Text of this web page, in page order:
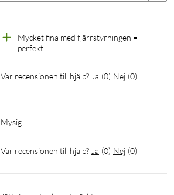
Mycket fina med fjärrstyrningen =
perfekt
Var recensionen till hjälp? Ja (0) Nej (0)
Mysig
Var recensionen till hjälp? Ja (0) Nej (0)